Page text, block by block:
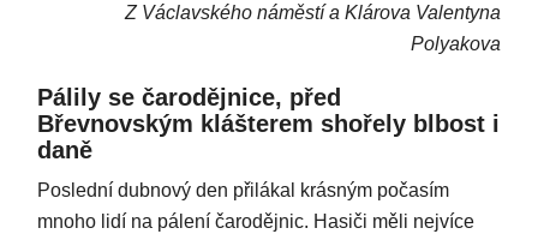
Z Václavského náměstí a Klárova Valentyna
Polyakova
Pálily se čarodějnice, před
Břevnovským klášterem shořely blbost i
daně
Poslední dubnový den přilákal krásným počasím
mnoho lidí na pálení čarodějnic. Hasiči měli nejvíce